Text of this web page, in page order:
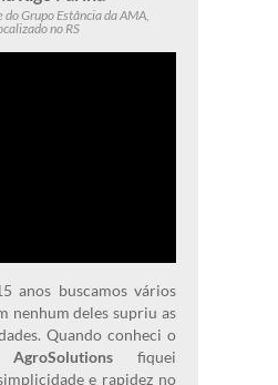
Grupo Estância da AMA,
no RS
anos buscamos vários
nenhum deles supriu as
Quando conheci o
AgroSolutions fiquei
e rapidez no